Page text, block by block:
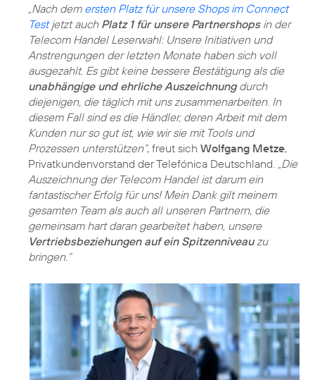
„Nach dem ersten Platz für unsere Shops im Connect
Testjetzt auch Platz 1 für unsere Partnershopsin der
Telecom Handel Leserwahl: Unsere Initiativen und
Anstrengungen der letzten Monate haben sich voll
ausgezahlt. Es gibt keine bessere Bestätigung als die
unabhängige und ehrliche Auszeichnungdurch
diejenigen, die täglich mit uns zusammenarbeiten. In
diesem Fall sind es die Händler, deren Arbeit mit dem
Kunden nur so gut ist, wie wir sie mit Tools und
Prozessen unterstützen“, freut sich Wolfgang Metze,
Privatkundenvorstand der Telefónica Deutschland.
„Die
Auszeichnung der Telecom Handel ist darum ein
fantastischer Erfolg für uns! Mein Dank gilt meinem
gesamten Team als auch all unseren Partnern, die
gemeinsam hart daran gearbeitet haben, unsere
Vertriebsbeziehungen auf ein Spitzenniveauzu
bringen.“